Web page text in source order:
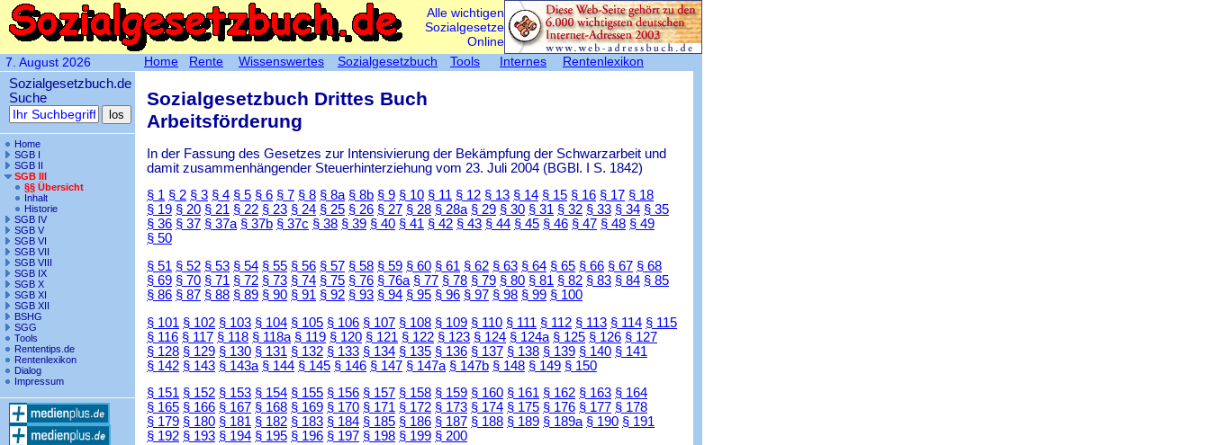
Alle wichtigen
Sozialgesetze
Online
7. August 2026
Sozialgesetzbuch.de
Suche
Home
SGB I
SGB II
SGB III
§§ Übersicht
Inhalt
Historie
SGB IV
SGB V
SGB VI
SGB VII
SGB VIII
SGB IX
SGB X
SGB XI
SGB XII
BSHG
SGG
Tools
Rententips.de
Rentenlexikon
Dialog
Impressum
Sozialgesetzbuch Drittes Buch
Arbeitsförderung
In der Fassung des Gesetzes zur Intensivierung der Bekämpfung der Schwarzarbeit und
damit zusammenhängender Steuerhinterziehung vom 23. Juli 2004 (BGBl. I S. 1842)
§ 1 § 2 § 3 § 4 § 5 § 6 § 7 § 8 § 8a § 8b § 9 § 10 § 11 § 12 § 13 § 14 § 15 § 16 § 17 § 18
§ 19 § 20 § 21 § 22 § 23 § 24 § 25 § 26 § 27 § 28 § 28a § 29 § 30 § 31 § 32 § 33 § 34 § 35
§ 36 § 37 § 37a § 37b § 37c § 38 § 39 § 40 § 41 § 42 § 43 § 44 § 45 § 46 § 47 § 48 § 49
§ 50
§ 51 § 52 § 53 § 54 § 55 § 56 § 57 § 58 § 59 § 60 § 61 § 62 § 63 § 64 § 65 § 66 § 67 § 68
§ 69 § 70 § 71 § 72 § 73 § 74 § 75 § 76 § 76a § 77 § 78 § 79 § 80 § 81 § 82 § 83 § 84 § 85
§ 86 § 87 § 88 § 89 § 90 § 91 § 92 § 93 § 94 § 95 § 96 § 97 § 98 § 99 § 100
§ 101 § 102 § 103 § 104 § 105 § 106 § 107 § 108 § 109 § 110 § 111 § 112 § 113 § 114 § 115
§ 116 § 117 § 118 § 118a § 119 § 120 § 121 § 122 § 123 § 124 § 124a § 125 § 126 § 127
§ 128 § 129 § 130 § 131 § 132 § 133 § 134 § 135 § 136 § 137 § 138 § 139 § 140 § 141
§ 142 § 143 § 143a § 144 § 145 § 146 § 147 § 147a § 147b § 148 § 149 § 150
§ 151 § 152 § 153 § 154 § 155 § 156 § 157 § 158 § 159 § 160 § 161 § 162 § 163 § 164
§ 165 § 166 § 167 § 168 § 169 § 170 § 171 § 172 § 173 § 174 § 175 § 176 § 177 § 178
§ 179 § 180 § 181 § 182 § 183 § 184 § 185 § 186 § 187 § 188 § 189 § 189a § 190 § 191
§ 192 § 193 § 194 § 195 § 196 § 197 § 198 § 199 § 200
Home Rente Wissenswertes Sozialgesetzbuch Tools Internes Rentenlexikon